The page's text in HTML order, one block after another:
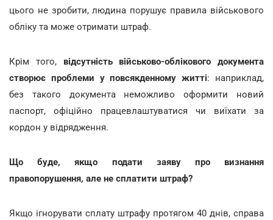
цього не зробити, людина порушує правила військового
обліку та може отримати штраф.
Крім того, відсутність військово-облікового документа
створює проблеми у повсякденному житті: наприклад,
без такого документа неможливо оформити новий
паспорт, офіційно працевлаштуватися чи виїхати за
кордон у відрядження.
Що буде, якщо подати заяву про визнання
правопорушення, але не сплатити штраф?
Якщо ігнорувати сплату штрафу протягом 40 днів, справа